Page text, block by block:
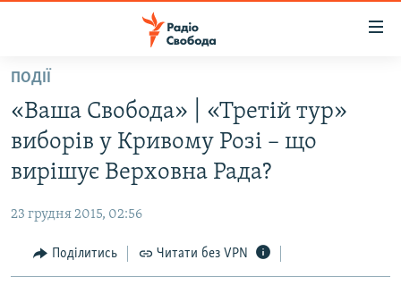
Перейти
основного
матеріалу
Перейти
до
основної
навігації
Перейти
до
РАДІО СВОБОДА – 70 РОКІВ
ВСЕ ЗА ДОБУ
СТАТТІ
ЕКОНОМІКА
СУСПІЛЬСТВО
РОСІЙСЬКА «ФІЛЬТРАЦІЯ»
ДОНБАС.РЕАЛІЇ
ПОДІЇ
«Ваша Свобода» | «Третій тур»
виборів у Кривому Розі – що
вирішує Верховна Рада?
23 грудня 2015, 02:56
Поділитись Читати без VPN